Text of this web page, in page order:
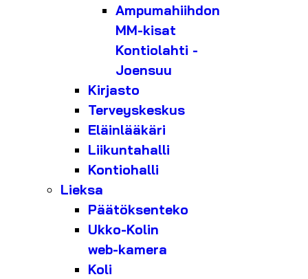
Ampumahiihdon
MM-kisat
Kontiolahti -
Joensuu
Kirjasto
Terveyskeskus
Eläinlääkäri
Liikuntahalli
Kontiohalli
Lieksa
Päätöksenteko
Ukko-Kolin
web-kamera
Koli